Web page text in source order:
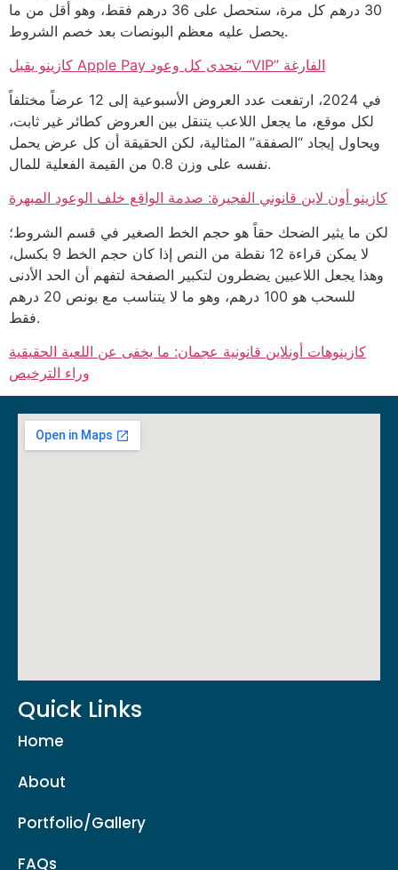
30 درهم كل مرة، ستحصل على 36 درهم فقط، وهو أقل من ما
يحصل عليه معظم البونصات بعد خصم الشروط.
كازينو يقبل Apple Pay يتحدى كل وعود “VIP” الفارغة
في 2024، ارتفعت عدد العروض الأسبوعية إلى 12 عرضاً مختلفاً
لكل موقع، ما يجعل اللاعب يتنقل بين العروض كطائر غير ثابت،
ويحاول إيجاد “الصفقة” المثالية، لكن الحقيقة أن كل عرض يحمل
نفسه على وزن 0.8 من القيمة الفعلية للمال.
كازينو أون لاين قانوني الفجيرة: صدمة الواقع خلف الوعود المبهرة
لكن ما يثير الضحك حقاً هو حجم الخط الصغير في قسم الشروط؛
لا يمكن قراءة 12 نقطة من النص إذا كان حجم الخط 9 بكسل،
وهذا يجعل اللاعبين يضطرون لتكبير الصفحة لتفهم أن الحد الأدنى
للسحب هو 100 درهم، وهو ما لا يتناسب مع بونص 20 درهم
فقط.
كازينوهات أونلاين قانونية عجمان: ما يخفى عن اللعبة الحقيقية
وراء الترخيص
Quick Links
Home
About
Portfolio/Gallery
FAQs